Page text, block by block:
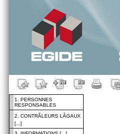
1. PERSONNES
RESPONSABLES
2. CONTRÃLEURS LÃGAUX
[...]